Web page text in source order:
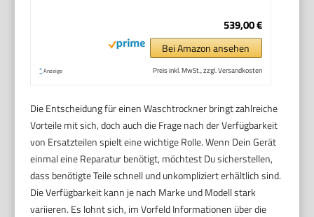
539,00 €
Bei Amazon ansehen
*Anzeige Preis inkl. MwSt., zzgl. Versandkosten
Die Entscheidung für einen Waschtrockner bringt zahlreiche
Vorteile mit sich, doch auch die Frage nach der Verfügbarkeit
von Ersatzteilen spielt eine wichtige Rolle. Wenn Dein Gerät
einmal eine Reparatur benötigt, möchtest Du sicherstellen,
dass benötigte Teile schnell und unkompliziert erhältlich sind.
Die Verfügbarkeit kann je nach Marke und Modell stark
variieren. Es lohnt sich, im Vorfeld Informationen über die